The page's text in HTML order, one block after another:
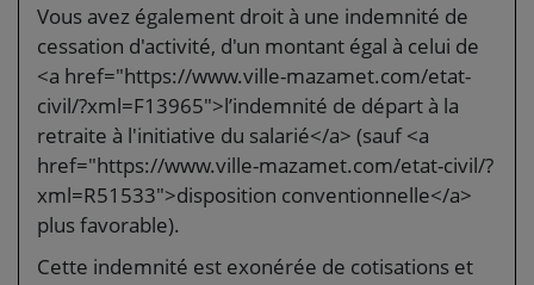
Vous avez également droit à une indemnité de
cessation d'activité, d'un montant égal à celui de
<a href="https://www.ville-mazamet.com/etat-
civil/?xml=F13965">l’indemnité de départ à la
retraite à l'initiative du salarié</a> (sauf <a
href="https://www.ville-mazamet.com/etat-civil/?
xml=R51533">disposition conventionnelle</a>
plus favorable).
Cette indemnité est exonérée de cotisations et